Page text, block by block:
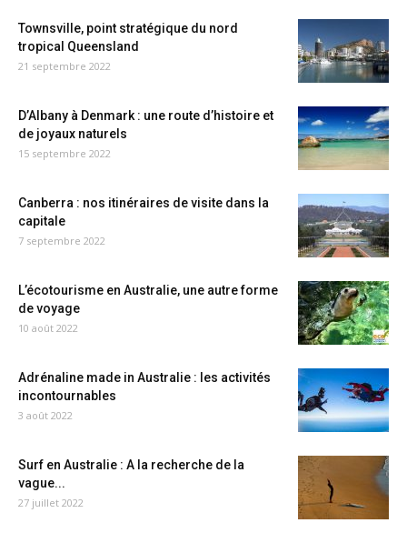
Townsville, point stratégique du nord
tropical Queensland
21 septembre 2022
D’Albany à Denmark : une route d’histoire et
de joyaux naturels
15 septembre 2022
Canberra : nos itinéraires de visite dans la
capitale
7 septembre 2022
L’écotourisme en Australie, une autre forme
de voyage
10 août 2022
Adrénaline made in Australie : les activités
incontournables
3 août 2022
Surf en Australie : A la recherche de la
vague...
27 juillet 2022